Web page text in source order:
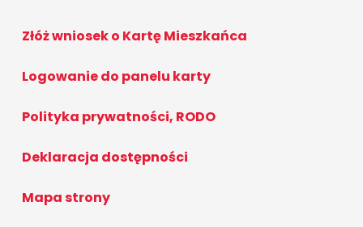
Złóż wniosek o Kartę Mieszkańca
Logowanie do panelu karty
Polityka prywatności, RODO
Deklaracja dostępności
Mapa strony